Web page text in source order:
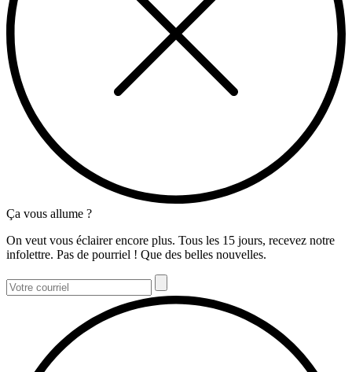
Ça vous allume ?
On veut vous éclairer encore plus. Tous les 15 jours, recevez notre
infolettre. Pas de pourriel ! Que des belles nouvelles.